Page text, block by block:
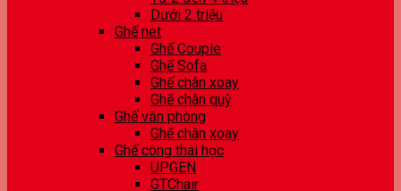
Dưới 2 triệu
Ghế net
Ghế Couple
Ghế Sofa
Ghế chân xoay
Ghế chân quỳ
Ghế văn phòng
Ghế chân xoay
Ghế công thái học
UPGEN
GTChair